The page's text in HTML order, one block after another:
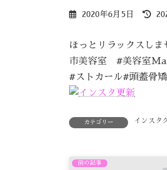
2020年6月5日
終
日
:
ほっとリラックスし
市美容室 #美容室
#ストカール#頭蓋骨
カテゴリー インスタ
前の記事